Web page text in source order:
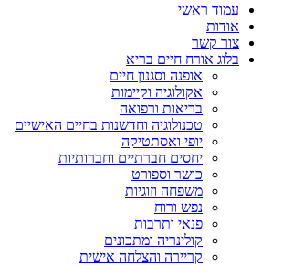
עמוד ראשי
אודות
צור קשר
בלוג אורח חיים בריא
אופנה וסגנון חיים
אקולוגיה וקיימות
בריאות ורפואה
טכנולוגיה וחדשנות בחיים האישיים
יופי ואסתטיקה
יחסים חברתיים וחברותיות
כושר וספורט
משפחה וזוגיות
נפש ורוח
פנאי ותרבות
קולינריה ומתכונים
קריירה והצלחה אישית